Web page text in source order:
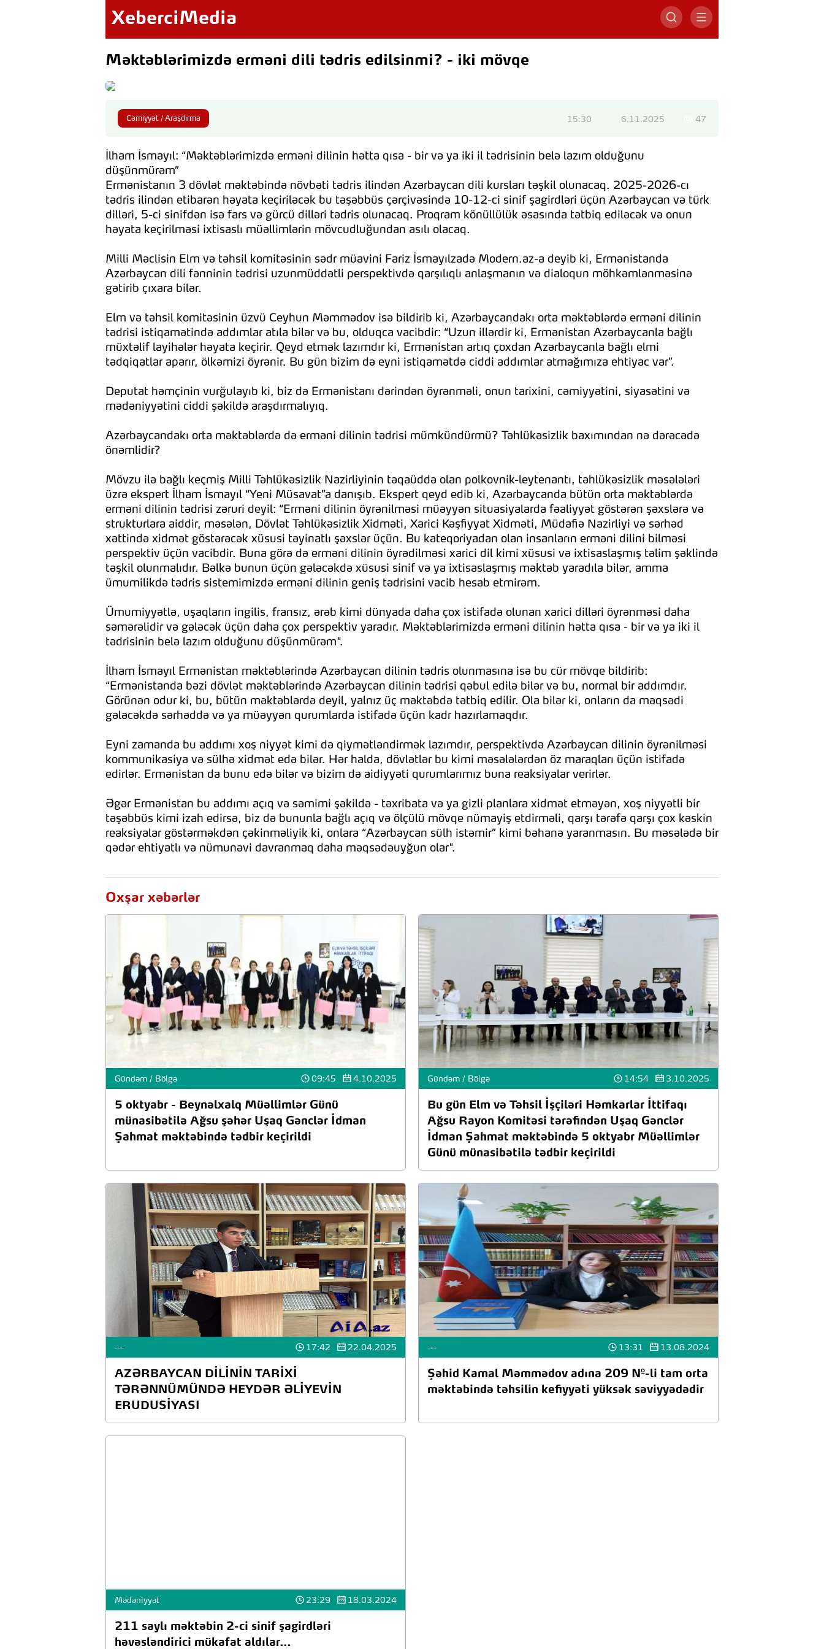
XeberciMedia
Məktəblərimizdə erməni dili tədris edilsinmi? - iki mövqe
Cəmiyyət / Araşdırma 15:30 6.11.2025 47
İlham İsmayıl: “Məktəblərimizdə erməni dilinin hətta qısa - bir və ya iki il tədrisinin belə lazım olduğunu
düşünmürəm”
Ermənistanın 3 dövlət məktəbində növbəti tədris ilindən Azərbaycan dili kursları təşkil olunacaq. 2025-2026-cı
tədris ilindən etibarən həyata keçiriləcək bu təşəbbüs çərçivəsində 10-12-ci sinif şagirdləri üçün Azərbaycan və türk
dilləri, 5-ci sinifdən isə fars və gürcü dilləri tədris olunacaq. Proqram könüllülük əsasında tətbiq ediləcək və onun
həyata keçirilməsi ixtisaslı müəllimlərin mövcudluğundan asılı olacaq.
Milli Məclisin Elm və təhsil komitəsinin sədr müavini Fariz İsmayılzadə Modern.az-a deyib ki, Ermənistanda
Azərbaycan dili fənninin tədrisi uzunmüddətli perspektivdə qarşılıqlı anlaşmanın və dialoqun möhkəmlənməsinə
gətirib çıxara bilər.
Elm və təhsil komitəsinin üzvü Ceyhun Məmmədov isə bildirib ki, Azərbaycandakı orta məktəblərdə erməni dilinin
tədrisi istiqamətində addımlar atıla bilər və bu, olduqca vacibdir: “Uzun illərdir ki, Ermənistan Azərbaycanla bağlı
müxtəlif layihələr həyata keçirir. Qeyd etmək lazımdır ki, Ermənistan artıq çoxdan Azərbaycanla bağlı elmi
tədqiqatlar aparır, ölkəmizi öyrənir. Bu gün bizim də eyni istiqamətdə ciddi addımlar atmağımıza ehtiyac var”.
Deputat həmçinin vurğulayıb ki, biz də Ermənistanı dərindən öyrənməli, onun tarixini, cəmiyyətini, siyasətini və
mədəniyyətini ciddi şəkildə araşdırmalıyıq.
Azərbaycandakı orta məktəblərdə də erməni dilinin tədrisi mümkündürmü? Təhlükəsizlik baxımından nə dərəcədə
önəmlidir?
Mövzu ilə bağlı keçmiş Milli Təhlükəsizlik Nazirliyinin təqaüddə olan polkovnik-leytenantı, təhlükəsizlik məsələləri
üzrə ekspert İlham İsmayıl “Yeni Müsavat”a danışıb. Ekspert qeyd edib ki, Azərbaycanda bütün orta məktəblərdə
erməni dilinin tədrisi zəruri deyil: “Erməni dilinin öyrənilməsi müəyyən situasiyalarda fəaliyyət göstərən şəxslərə və
strukturlara aiddir, məsələn, Dövlət Təhlükəsizlik Xidməti, Xarici Kəşfiyyat Xidməti, Müdafiə Nazirliyi və sərhəd
xəttində xidmət göstərəcək xüsusi təyinatlı şəxslər üçün. Bu kateqoriyadan olan insanların erməni dilini bilməsi
perspektiv üçün vacibdir. Buna görə də erməni dilinin öyrədilməsi xarici dil kimi xüsusi və ixtisaslaşmış təlim şəklində
təşkil olunmalıdır. Bəlkə bunun üçün gələcəkdə xüsusi sinif və ya ixtisaslaşmış məktəb yaradıla bilər, amma
ümumilikdə tədris sistemimizdə erməni dilinin geniş tədrisini vacib hesab etmirəm.
Ümumiyyətlə, uşaqların ingilis, fransız, ərəb kimi dünyada daha çox istifadə olunan xarici dilləri öyrənməsi daha
səmərəlidir və gələcək üçün daha çox perspektiv yaradır. Məktəblərimizdə erməni dilinin hətta qısa - bir və ya iki il
tədrisinin belə lazım olduğunu düşünmürəm".
İlham İsmayıl Ermənistan məktəblərində Azərbaycan dilinin tədris olunmasına isə bu cür mövqe bildirib:
“Ermənistanda bəzi dövlət məktəblərində Azərbaycan dilinin tədrisi qəbul edilə bilər və bu, normal bir addımdır.
Görünən odur ki, bu, bütün məktəblərdə deyil, yalnız üç məktəbdə tətbiq edilir. Ola bilər ki, onların da məqsədi
gələcəkdə sərhəddə və ya müəyyən qurumlarda istifadə üçün kadr hazırlamaqdır.
Eyni zamanda bu addımı xoş niyyət kimi də qiymətləndirmək lazımdır, perspektivdə Azərbaycan dilinin öyrənilməsi
kommunikasiya və sülhə xidmət edə bilər. Hər halda, dövlətlər bu kimi məsələlərdən öz maraqları üçün istifadə
edirlər. Ermənistan da bunu edə bilər və bizim də aidiyyəti qurumlarımız buna reaksiyalar verirlər.
Əgər Ermənistan bu addımı açıq və səmimi şəkildə - təxribata və ya gizli planlara xidmət etməyən, xoş niyyətli bir
təşəbbüs kimi izah edirsə, biz də bununla bağlı açıq və ölçülü mövqe nümayiş etdirməli, qarşı tərəfə qarşı çox kəskin
reaksiyalar göstərməkdən çəkinməliyik ki, onlara “Azərbaycan sülh istəmir” kimi bəhanə yaranmasın. Bu məsələdə bir
qədər ehtiyatlı və nümunəvi davranmaq daha məqsədəuyğun olar".
Oxşar xəbərlər
Gündəm / Bölgə 09:45 4.10.2025
5 oktyabr - Beynəlxalq Müəllimlər Günü
münasibətilə Ağsu şəhər Uşaq Gənclər İdman
Şahmat məktəbində tədbir keçirildi
Gündəm / Bölgə 14:54 3.10.2025
Bu gün Elm və Təhsil İşçiləri Həmkarlar İttifaqı
Ağsu Rayon Komitəsi tərəfindən Uşaq Gənclər
İdman Şahmat məktəbində 5 oktyabr Müəllimlər
Günü münasibətilə tədbir keçirildi
--- 17:42 22.04.2025
AZƏRBAYCAN DİLİNİN TARİXİ
TƏRƏNNÜMÜNDƏ HEYDƏR ƏLİYEVİN
ERUDUSİYASI
--- 13:31 13.08.2024
Şəhid Kamal Məmmədov adına 209 №-li tam orta
məktəbində təhsilin kefiyyəti yüksək səviyyədədir
Mədəniyyət 23:29 18.03.2024
211 saylı məktəbin 2-ci sinif şagirdləri
həvəsləndirici mükafat aldılar…